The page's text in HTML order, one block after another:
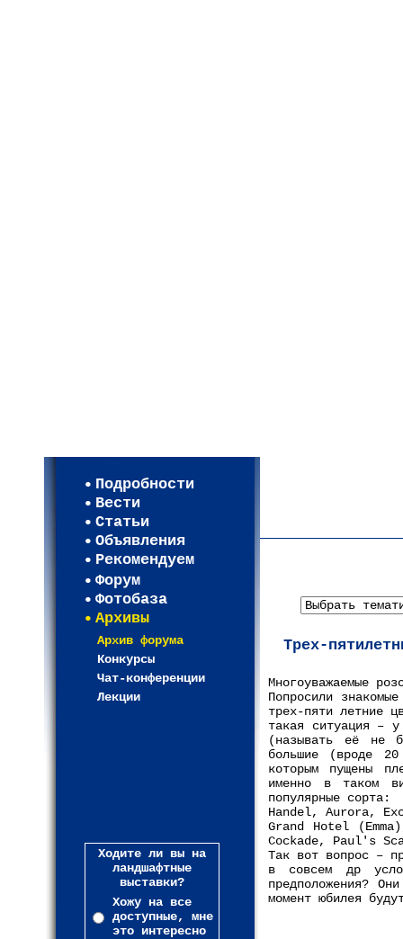
Подробности
Вести
Статьи
Объявления
Рекомендуем
Форум
Фотобаза
Архивы
Архив форума
Конкурсы
Чат-конференции
Лекции
Ходите ли вы на
ландшафтные
выставки?
Хожу на все
доступные, мне
это интересно
Трех-
Многоуважаемые
Попросили
трех-пяти летние
такая ситуация –
(называть её не
большие (вроде
которым пущены
именно в таком
популярные сорта:
Handel, Aurora,
Grand Hotel
Cockade, Paul's
Так вот вопрос –
в совсем др
предположения?
момент юбилея